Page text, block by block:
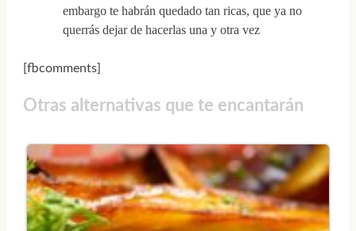
embargo te habrán quedado tan ricas, que ya no
querrás dejar de hacerlas una y otra vez
[fbcomments]
Otras alternativas que te encantarán